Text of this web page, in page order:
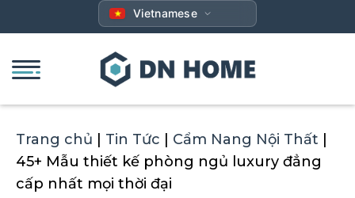
qua
dung
Vietnamese
Trang chủ Tin Tức Cẩm Nang Nội Thất
45+ Mẫu thiết kế phòng ngủ luxury đẳng
cấp nhất mọi thời đại